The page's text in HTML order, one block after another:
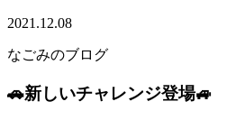
2021.12.08
なごみのブログ
🚗新しいチャレンジ登場🚙